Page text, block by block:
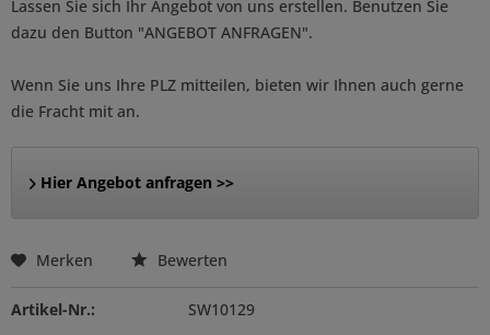
Lassen Sie sich Ihr Angebot von uns erstellen. Benutzen Sie
dazu den Button "ANGEBOT ANFRAGEN".
Wenn Sie uns Ihre PLZ mitteilen, bieten wir Ihnen auch gerne
die Fracht mit an.
Hier Angebot anfragen >>
Merken Bewerten
Artikel-Nr.: SW10129